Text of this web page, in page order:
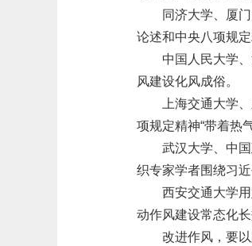
同济大学、厦
论述和中央八项规
中国人民大学
风建设化风成俗。
上海交通大学
项规定精神“带着热
武汉大学、中
织专家学者围绕习
西安交通大学
动作风建设常态化长
改进作风，要